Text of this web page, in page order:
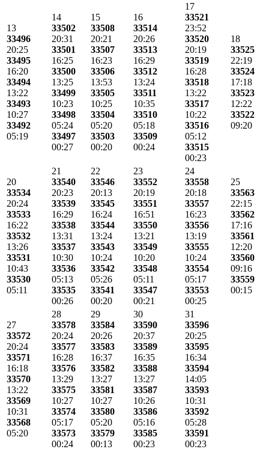
13
33496
20:25
33495
16:20
33494
13:22
33493
10:27
33492
05:19
14
33502
20:31
33501
16:25
33500
13:25
33499
10:23
33498
05:24
33497
00:27
15
33508
20:21
33507
16:23
33506
13:53
33505
10:25
33504
05:20
33503
00:20
16
33514
20:26
33513
16:29
33512
13:24
33511
10:35
33510
05:18
33509
00:24
17
33521
23:52
33520
20:19
33519
16:28
33518
13:22
33517
10:22
33516
05:12
33515
00:23
18
33525
22:19
33524
17:18
33523
12:22
33522
09:20
20
33534
20:24
33533
16:22
33532
13:26
33531
10:43
33530
05:11
21
33540
20:23
33539
16:29
33538
13:31
33537
10:30
33536
05:13
33535
00:26
22
33546
20:13
33545
16:24
33544
13:24
33543
10:24
33542
05:26
33541
00:20
23
33552
20:19
33551
16:51
33550
13:21
33549
10:20
33548
05:11
33547
00:21
24
33558
20:18
33557
16:23
33556
13:19
33555
10:24
33554
05:17
33553
00:25
25
33563
22:15
33562
17:16
33561
12:20
33560
09:16
33559
00:15
27
33572
20:24
33571
16:18
33570
13:22
33569
10:31
33568
05:20
28
33578
20:24
33577
16:28
33576
13:29
33575
10:27
33574
05:17
33573
00:24
29
33584
20:26
33583
16:37
33582
13:27
33581
10:27
33580
05:20
33579
00:13
30
33590
20:37
33589
16:35
33588
13:27
33587
10:26
33586
05:16
33585
00:23
31
33596
20:25
33595
16:34
33594
14:05
33593
10:31
33592
05:28
33591
00:23